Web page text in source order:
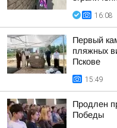
16:08
Первый
пляжных
Пскове
15:49
Продлен
Победы